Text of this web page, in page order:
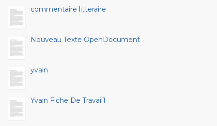
commentaire litteraire
Nouveau Texte OpenDocument
yvain
Yvain Fiche De Travail1